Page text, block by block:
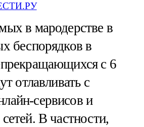
в мародерстве в
беспорядков в
с 6
отлавливать с
сервисов и
В частности,